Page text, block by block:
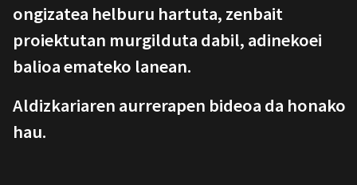
ongizatea helburu hartuta, zenbait
proiektutan murgilduta dabil, adinekoei
balioa emateko lanean.
Aldizkariaren aurrerapen bideoa da honako
hau.